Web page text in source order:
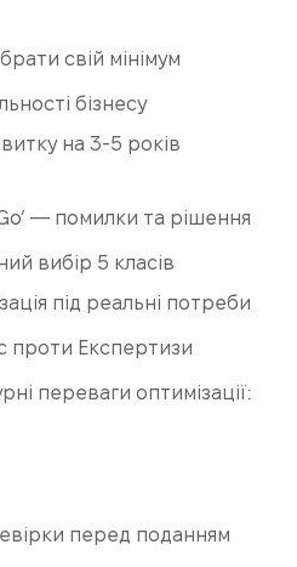
свій мінімум
бізнесу
на 3-5 років
— помилки та рішення
вибір 5 класів
під реальні потреби
проти Експертизи
переваги оптимізації:
перед поданням